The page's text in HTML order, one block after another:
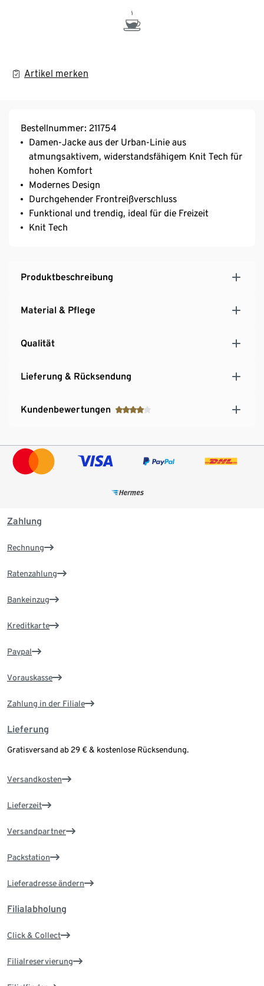
Artikel merken
Bestellnummer: 211754
Damen-Jacke aus der Urban-Linie aus
atmungsaktivem, widerstandsfähigem Knit Tech für
hohen Komfort
Modernes Design
Durchgehender Frontreißverschluss
Funktional und trendig, ideal für die Freizeit
Knit Tech
Produktbeschreibung
Material & Pflege
Qualität
Lieferung & Rücksendung
Kundenbewertungen
Zahlung
Rechnung
Ratenzahlung
Bankeinzug
Kreditkarte
Paypal
Vorauskasse
Zahlung in der Filiale
Lieferung
Gratisversand ab 29 € & kostenlose Rücksendung.
Versandkosten
Lieferzeit
Versandpartner
Packstation
Lieferadresse ändern
Filialabholung
Click & Collect
Filialreservierung